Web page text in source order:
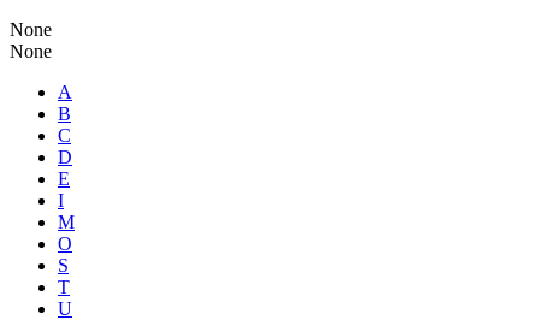
None
None
A
B
C
D
E
I
M
O
S
T
U